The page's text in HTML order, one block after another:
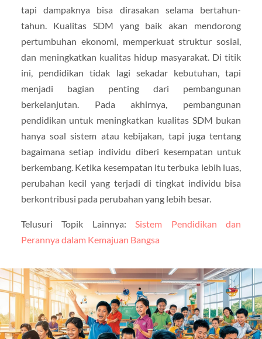
tapi dampaknya bisa dirasakan selama bertahun-
tahun. Kualitas SDM yang baik akan mendorong
pertumbuhan ekonomi, memperkuat struktur sosial,
dan meningkatkan kualitas hidup masyarakat. Di titik
ini, pendidikan tidak lagi sekadar kebutuhan, tapi
menjadi bagian penting dari pembangunan
berkelanjutan. Pada akhirnya, pembangunan
pendidikan untuk meningkatkan kualitas SDM bukan
hanya soal sistem atau kebijakan, tapi juga tentang
bagaimana setiap individu diberi kesempatan untuk
berkembang. Ketika kesempatan itu terbuka lebih luas,
perubahan kecil yang terjadi di tingkat individu bisa
berkontribusi pada perubahan yang lebih besar.
Telusuri Topik Lainnya: Sistem Pendidikan dan
Perannya dalam Kemajuan Bangsa